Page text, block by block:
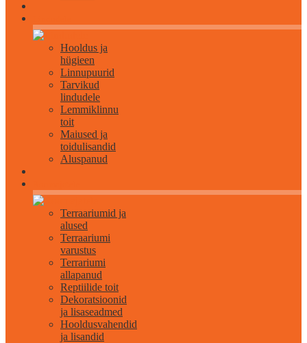
Hooldus ja
hügieen
Linnupuurid
Tarvikud
lindudele
Lemmiklinnu
toit
Maiused ja
toidulisandid
Aluspanud
Terraariumid ja
alused
Terraariumi
varustus
Terrariumi
allapanud
Reptiilide toit
Dekoratsioonid
ja lisaseadmed
Hooldusvahendid
ja lisandid